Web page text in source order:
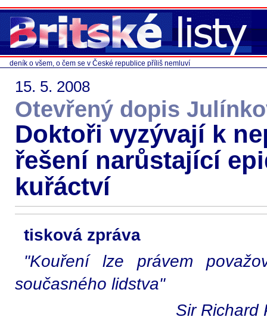
deník o všem, o čem se v České republice příliš nemluví
15. 5. 2008
Otevřený dopis
Doktoři vyzývají k
řešení narůstající
kuřáctví
tisková zpráva
"Kouření lze právem
současného lidstva"
Sir Richard